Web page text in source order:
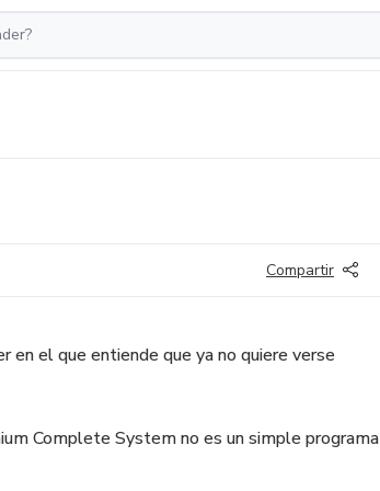
Compartir
en el que entiende que ya no quiere verse
Complete System no es un simple programa